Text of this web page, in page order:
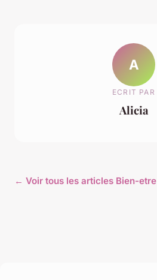
A
ECRIT PAR
Alicia
← Voir tous les articles Bien-etre